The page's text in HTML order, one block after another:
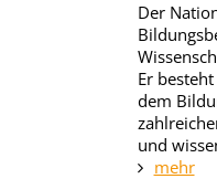
Der
Er
dem
und
mehr